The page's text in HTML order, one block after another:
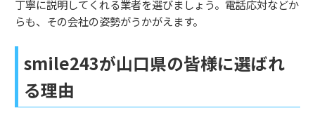
丁寧に説明してくれる業者を選びましょう。電話応対などか
らも、その会社の姿勢がうかがえます。
smile243が山口県の皆様に選ばれ
る理由